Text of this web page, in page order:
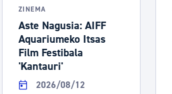
ZINEMA
Aste Nagusia: AIFF
Aquariumeko Itsas
Film Festibala
'Kantauri'
2026/08/12